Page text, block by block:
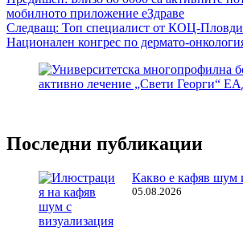
мобилното приложение еЗдраве
Следващ: Топ специалист от КОЦ-
Национален конгрес по дермато-
Последни публикации
Какво е кафяв шум
05.08.2026